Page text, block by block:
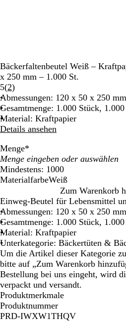
Bäckerfaltenbeutel Weiß –
x 250 mm – 1.000 St.
5(2Bewertungen
2
lesen
)
Abmessungen: 120 x 50 x 250 mm
Gesamtmenge: 1.000 Stück,
Material: Kraftpapier
Details ansehen
Menge*
Mindestens: 1000
MaterialfarbeWeiß
e
i
ß
Zum Warenkorb
Einweg-Beutel für Lebensmittel
Abmessungen: 120 x 50 x 250 mm
Gesamtmenge: 1.000 Stück,
Material: Kraftpapier
Unterkategorie: Bäckertüten &
Um die Artikel dieser Kategorie
bitte auf „Zum Warenkorb
Bestellung bei uns eingeht, wird
verpackt und versandt.
Produktmerkmale
Produktnummer
PRD-IWXW1THQV